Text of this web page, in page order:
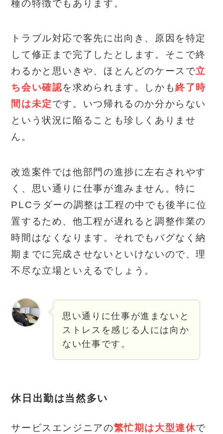
種の特徴でもあります。
トラブル対応で客先に出向き、原因を特定
して修正まで完了したとします。そこで終
わるかと思いきや、ほとんどのケースで立
ち会い確認を求められます。しかも終了時
間は未定です。いつ帰れるのか分からない
という状況に陥ることも珍しくありませ
ん。
改造案件では他部門の進捗に左右されやす
く、思い通りに仕事が進みません。特に
PLCラダーの調整は工程の中でも後半に位
置するため、他工程が遅れると調整作業の
時間はなくなります。それでもバグなく納
期までに完成させないといけないので、理
不尽な立場といえるでしょう。
思い通りに仕事が進まないと
ストレスを感じる人には向か
ない仕事です。
休日出勤は当然多い
サービスエンジニアの繁忙期は大型連休で